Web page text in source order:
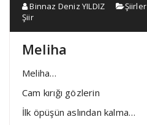
Binnaz Deniz YILDIZ Şiirler
Şiir
Meliha
Meliha…
Cam kırığı gözlerin
İlk öpüşün aslından kalma…